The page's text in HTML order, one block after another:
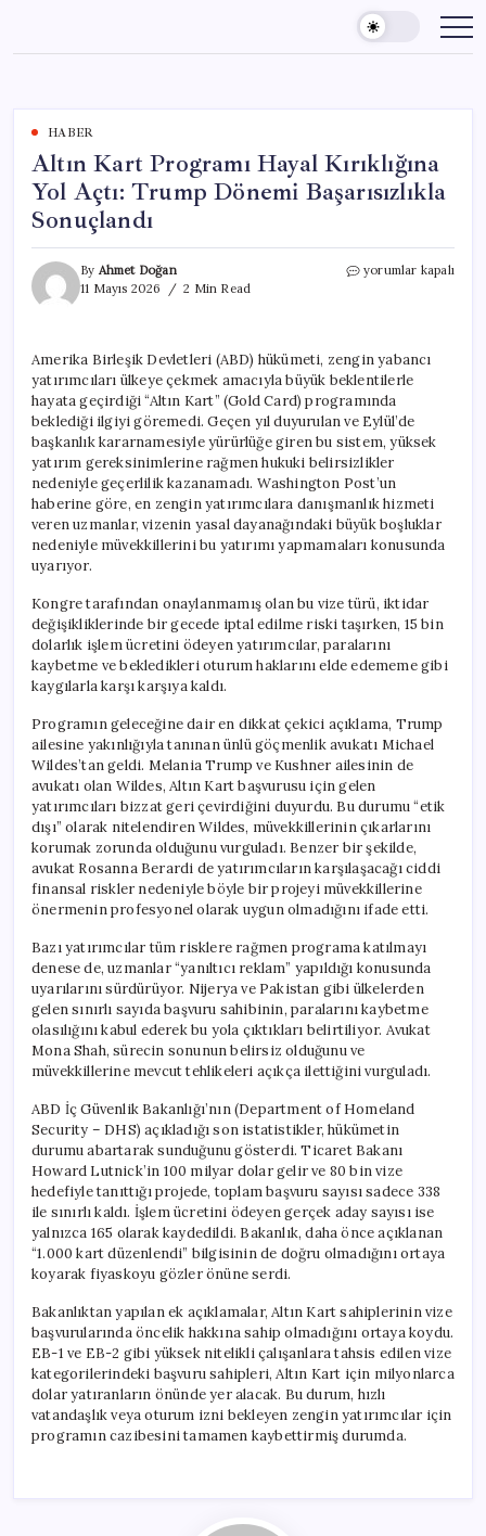
content
HABER
Altın Kart Programı Hayal Kırıklığına
Yol Açtı: Trump Dönemi Başarısızlıkla
Sonuçlandı
By Ahmet Doğan
11 Mayıs 2026
2 Min Read
Altın
Yol
Açtı:
Trump
Dönemi
Başarısızlıkla
Sonuçlandı
için
yorumlar kapalı
Amerika Birleşik Devletleri (ABD) hükümeti, zengin yabancı
yatırımcıları ülkeye çekmek amacıyla büyük beklentilerle
hayata geçirdiği “Altın Kart” (Gold Card) programında
beklediği ilgiyi göremedi. Geçen yıl duyurulan ve Eylül’de
başkanlık kararnamesiyle yürürlüğe giren bu sistem, yüksek
yatırım gereksinimlerine rağmen hukuki belirsizlikler
nedeniyle geçerlilik kazanamadı. Washington Post’un
haberine göre, en zengin yatırımcılara danışmanlık hizmeti
veren uzmanlar, vizenin yasal dayanağındaki büyük boşluklar
nedeniyle müvekkillerini bu yatırımı yapmamaları konusunda
uyarıyor.
Kongre tarafından onaylanmamış olan bu vize türü, iktidar
değişikliklerinde bir gecede iptal edilme riski taşırken, 15 bin
dolarlık işlem ücretini ödeyen yatırımcılar, paralarını
kaybetme ve bekledikleri oturum haklarını elde edememe gibi
kaygılarla karşı karşıya kaldı.
Programın geleceğine dair en dikkat çekici açıklama, Trump
ailesine yakınlığıyla tanınan ünlü göçmenlik avukatı Michael
Wildes’tan geldi. Melania Trump ve Kushner ailesinin de
avukatı olan Wildes, Altın Kart başvurusu için gelen
yatırımcıları bizzat geri çevirdiğini duyurdu. Bu durumu “etik
dışı” olarak nitelendiren Wildes, müvekkillerinin çıkarlarını
korumak zorunda olduğunu vurguladı. Benzer bir şekilde,
avukat Rosanna Berardi de yatırımcıların karşılaşacağı ciddi
finansal riskler nedeniyle böyle bir projeyi müvekkillerine
önermenin profesyonel olarak uygun olmadığını ifade etti.
Bazı yatırımcılar tüm risklere rağmen programa katılmayı
denese de, uzmanlar “yanıltıcı reklam” yapıldığı konusunda
uyarılarını sürdürüyor. Nijerya ve Pakistan gibi ülkelerden
gelen sınırlı sayıda başvuru sahibinin, paralarını kaybetme
olasılığını kabul ederek bu yola çıktıkları belirtiliyor. Avukat
Mona Shah, sürecin sonunun belirsiz olduğunu ve
müvekkillerine mevcut tehlikeleri açıkça ilettiğini vurguladı.
ABD İç Güvenlik Bakanlığı’nın (Department of Homeland
Security – DHS) açıkladığı son istatistikler, hükümetin
durumu abartarak sunduğunu gösterdi. Ticaret Bakanı
Howard Lutnick’in 100 milyar dolar gelir ve 80 bin vize
hedefiyle tanıttığı projede, toplam başvuru sayısı sadece 338
ile sınırlı kaldı. İşlem ücretini ödeyen gerçek aday sayısı ise
yalnızca 165 olarak kaydedildi. Bakanlık, daha önce açıklanan
“1.000 kart düzenlendi” bilgisinin de doğru olmadığını ortaya
koyarak fiyaskoyu gözler önüne serdi.
Bakanlıktan yapılan ek açıklamalar, Altın Kart sahiplerinin vize
başvurularında öncelik hakkına sahip olmadığını ortaya koydu.
EB-1 ve EB-2 gibi yüksek nitelikli çalışanlara tahsis edilen vize
kategorilerindeki başvuru sahipleri, Altın Kart için milyonlarca
dolar yatıranların önünde yer alacak. Bu durum, hızlı
vatandaşlık veya oturum izni bekleyen zengin yatırımcılar için
programın cazibesini tamamen kaybettirmiş durumda.